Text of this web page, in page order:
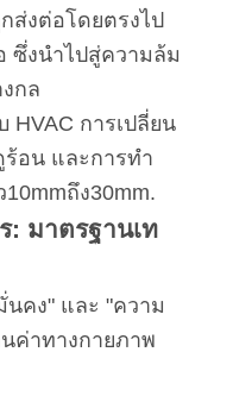
ส่งต่อโดยตรงไป
ซึ่งนําไปสู่ความล้ม
กล
HVAC การเปลี่ยน
ร้อน และการทํา
10mmถึง30mm.
: มาตรฐานเท
คง" และ "ความ
ค่าทางกายภาพ